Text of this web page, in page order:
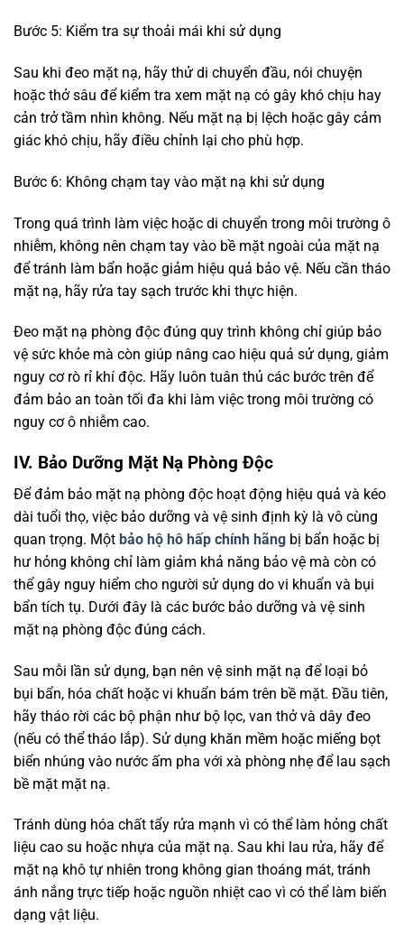
Bước 5: Kiểm tra sự thoải mái khi sử dụng
Sau khi đeo mặt nạ, hãy thử di chuyển đầu, nói chuyện
hoặc thở sâu để kiểm tra xem mặt nạ có gây khó chịu hay
cản trở tầm nhìn không. Nếu mặt nạ bị lệch hoặc gây cảm
giác khó chịu, hãy điều chỉnh lại cho phù hợp.
Bước 6: Không chạm tay vào mặt nạ khi sử dụng
Trong quá trình làm việc hoặc di chuyển trong môi trường ô
nhiễm, không nên chạm tay vào bề mặt ngoài của mặt nạ
để tránh làm bẩn hoặc giảm hiệu quả bảo vệ. Nếu cần tháo
mặt nạ, hãy rửa tay sạch trước khi thực hiện.
Đeo mặt nạ phòng độc đúng quy trình không chỉ giúp bảo
vệ sức khỏe mà còn giúp nâng cao hiệu quả sử dụng, giảm
nguy cơ rò rỉ khí độc. Hãy luôn tuân thủ các bước trên để
đảm bảo an toàn tối đa khi làm việc trong môi trường có
nguy cơ ô nhiễm cao.
IV. Bảo Dưỡng Mặt Nạ Phòng Độc
Để đảm bảo mặt nạ phòng độc hoạt động hiệu quả và kéo
dài tuổi thọ, việc bảo dưỡng và vệ sinh định kỳ là vô cùng
quan trọng. Một bảo hộ hô hấp chính hãng bị bẩn hoặc bị
hư hỏng không chỉ làm giảm khả năng bảo vệ mà còn có
thể gây nguy hiểm cho người sử dụng do vi khuẩn và bụi
bẩn tích tụ. Dưới đây là các bước bảo dưỡng và vệ sinh
mặt nạ phòng độc đúng cách.
Sau mỗi lần sử dụng, bạn nên vệ sinh mặt nạ để loại bỏ
bụi bẩn, hóa chất hoặc vi khuẩn bám trên bề mặt. Đầu tiên,
hãy tháo rời các bộ phận như bộ lọc, van thở và dây đeo
(nếu có thể tháo lắp). Sử dụng khăn mềm hoặc miếng bọt
biển nhúng vào nước ấm pha với xà phòng nhẹ để lau sạch
bề mặt mặt nạ.
Tránh dùng hóa chất tẩy rửa mạnh vì có thể làm hỏng chất
liệu cao su hoặc nhựa của mặt nạ. Sau khi lau rửa, hãy để
mặt nạ khô tự nhiên trong không gian thoáng mát, tránh
ánh nắng trực tiếp hoặc nguồn nhiệt cao vì có thể làm biến
dạng vật liệu.